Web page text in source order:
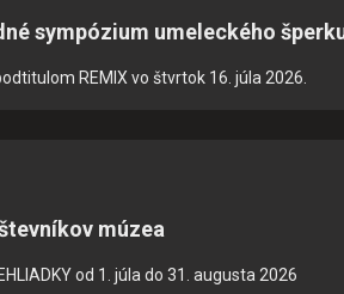
sympózium umeleckého
REMIX vo štvrtok 16. júla 2026.
múzea
od 1. júla do 31. augusta 2026
a ponúknuť im lepšiu
sa zbierajú anonymne a nie je
osobou.